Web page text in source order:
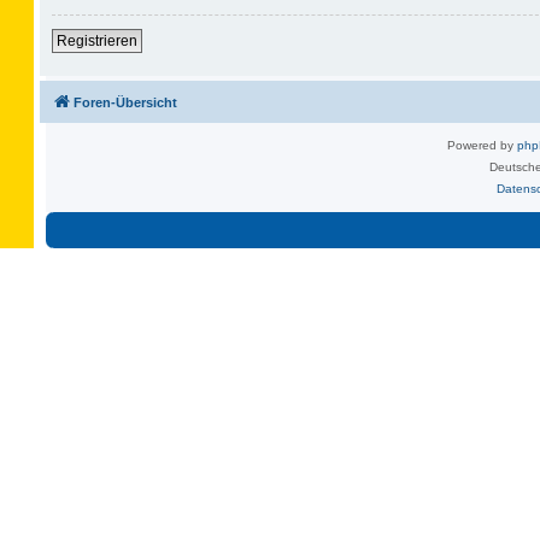
Registrieren
Foren-Übersicht
Powered by